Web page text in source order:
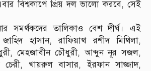
বিশ্বকাপে প্রিয় দল ভালো করবে, সেই
সমর্থকদের তালিকাও বেশ দীর্ঘ। এই
হাসান, রাফিয়াথ রশীদ মিথিলা,
মেহজাবীন চৌধুরী, আব্দুন নূর সজল,
খায়রুল বাসার, ইরফান সাজ্জাদ,